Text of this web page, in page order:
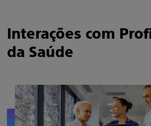
Interações com
da Saúde